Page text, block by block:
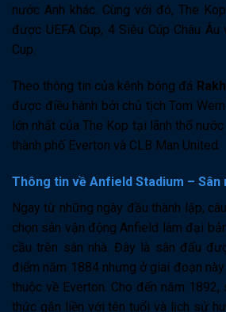
nước Anh khác. Cùng với đó, The
được UEFA Cup, 4 Siêu Cúp Châu Âu
Cup.
Theo thông tin của kênh bóng đá
được điều hành bởi chủ tịch Tom
lớn nhất của The Kop tại lãnh thổ
thành phố Everton và CLB Man United.
Thông tin về Anfield Stadium – Sân
Ngay từ những ngày đầu thành lập,
chọn sân vận động Anfield làm đại
cầu trên sân nhà. Đây là sân đấu
điểm năm 1884 nhưng ở giai đoạn
thuộc về Everton. Cho đến năm
thức gắn liền với tên tuổi và lịch sử